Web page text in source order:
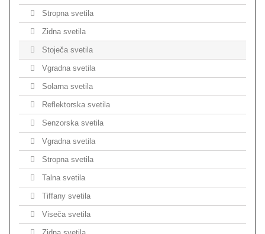
Stropna svetila
Zidna svetila
Stoječa svetila
Vgradna svetila
Solarna svetila
Reflektorska svetila
Senzorska svetila
Vgradna svetila
Stropna svetila
Talna svetila
Tiffany svetila
Viseča svetila